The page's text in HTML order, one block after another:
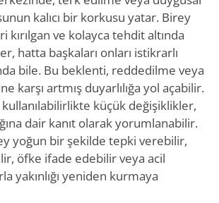
kalıcı bir korkusu yatar. Birey
kırılgan ve kolayca tehdit altında
hatta başkaları onları istikrarlı
bile. Bu beklenti, reddedilme veya
karşı artmış duyarlılığa yol açabilir.
küçük değişiklikler,
dair kanıt olarak yorumlanabilir.
yoğun bir şekilde tepki verebilir,
öfke ifade edebilir veya acil
yakınlığı yeniden kurmaya